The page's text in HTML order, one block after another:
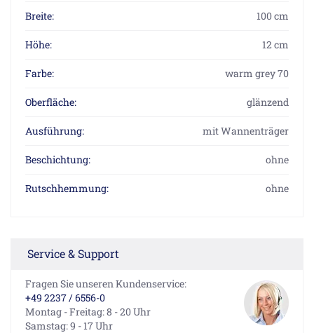
Breite: 100 cm
Höhe: 12 cm
Farbe: warm grey 70
Oberfläche: glänzend
Ausführung: mit Wannenträger
Beschichtung: ohne
Rutschhemmung: ohne
Service & Support
Fragen Sie unseren Kundenservice:
+49 2237 / 6556-0
Montag - Freitag: 8 - 20 Uhr
Samstag: 9 - 17 Uhr